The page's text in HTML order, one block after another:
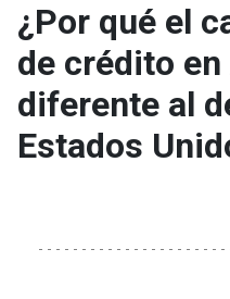
¿Por qué el
de crédito
diferente al
Estados